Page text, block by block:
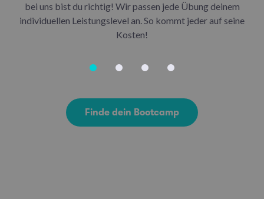
bei uns bist du richtig! Wir passen jede Übung deinem
individuellen Leistungslevel an. So kommt jeder auf seine
Kosten!
Finde dein Bootcamp